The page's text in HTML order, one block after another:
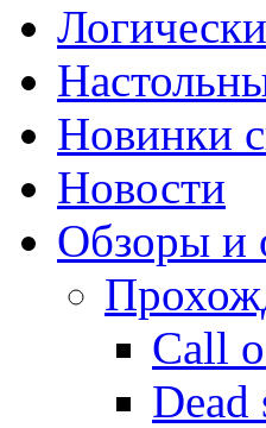
Новинки
Новости
Обзоры и
Call
Dead